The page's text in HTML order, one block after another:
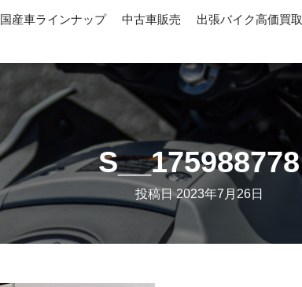
国産車ラインナップ 中古車販売 出張バイク高価買取
S__175988778
投稿日2023年7月26日